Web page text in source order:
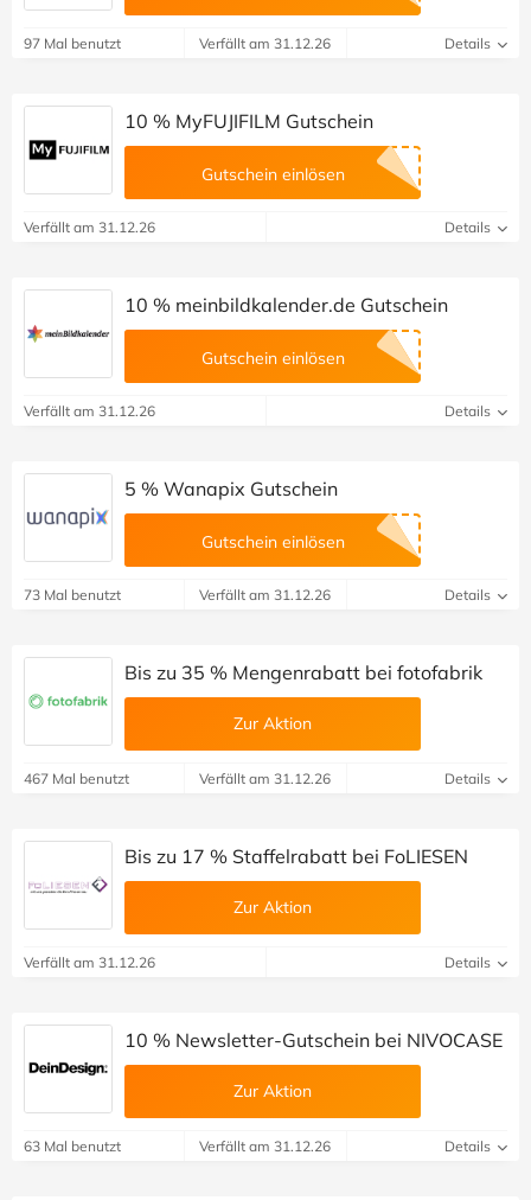
97 Mal benutzt Verfällt am 31.12.26 Details
10 % MyFUJIFILM Gutschein
Gutschein einlösen
Verfällt am 31.12.26 Details
10 % meinbildkalender.de Gutschein
Gutschein einlösen
Verfällt am 31.12.26 Details
5 % Wanapix Gutschein
Gutschein einlösen
73 Mal benutzt Verfällt am 31.12.26 Details
Bis zu 35 % Mengenrabatt bei fotofabrik
Zur Aktion
467 Mal benutzt Verfällt am 31.12.26 Details
Bis zu 17 % Staffelrabatt bei FoLIESEN
Zur Aktion
Verfällt am 31.12.26 Details
10 % Newsletter-Gutschein bei NIVOCASE
Zur Aktion
63 Mal benutzt Verfällt am 31.12.26 Details